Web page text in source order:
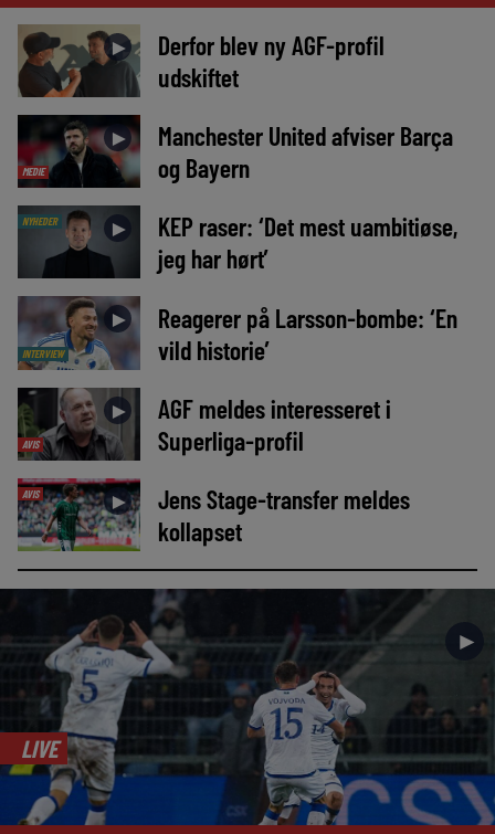
►
Derfor blev ny AGF-profil
udskiftet
MEDIE
►
Manchester United afviser Barça
og Bayern
NYHEDER ►
KEP raser: ‘Det mest uambitiøse,
jeg har hørt’
INTERVIEW
►
Reagerer på Larsson-bombe: ‘En
vild historie’
AVIS
►
AGF meldes interesseret i
Superliga-profil
AVIS ►
Jens Stage-transfer meldes
kollapset
►
LIVE